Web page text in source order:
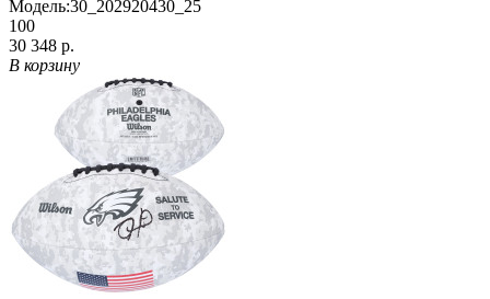
Модель:30_202920430_25
100
30 348 р.
В корзину